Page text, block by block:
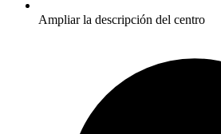
Ampliar la descripción del centro